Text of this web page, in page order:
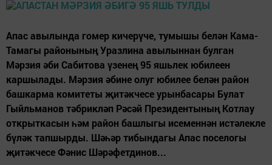
Апас авылында гомер кичерүче, тумышы белән Кама-
Тамагы районының Уразлина авылыннан булган
Мәрзия әби Сабитова үзенең 95 яшьлек юбилеен
каршылады. Мәрзия әбине олуг юбилее белән район
башкарма комитеты җитәкчесе урынбасары Булат
Гыйльманов тәбрикләп Рәсәй Президентының Котлау
открыткасын һәм район башлыгы исеменнән истәлекле
бүләк тапшырды. Шәһәр тибындагы Апас поселогы
җитәкчесе Фәнис Шәрәфетдинов...